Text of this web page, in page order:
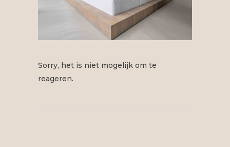
Sorry, het is niet mogelijk om te
reageren.